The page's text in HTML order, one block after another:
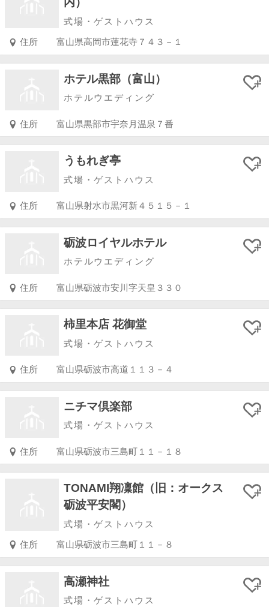
式場・ゲストハウス
住所 富山県高岡市蓮花寺７４３－１
ホテル黒部（富山）
ホテルウエディング
住所 富山県黒部市宇奈月温泉７番
うもれぎ亭
式場・ゲストハウス
住所 富山県射水市黒河新４５１５－１
砺波ロイヤルホテル
ホテルウエディング
住所 富山県砺波市安川字天皇３３０
柿里本店 花御堂
式場・ゲストハウス
住所 富山県砺波市高道１１３－４
ニチマ倶楽部
式場・ゲストハウス
住所 富山県砺波市三島町１１－１８
TONAMI翔凜館（旧：オークス
砺波平安閣）
式場・ゲストハウス
住所 富山県砺波市三島町１１－８
高瀬神社
式場・ゲストハウス